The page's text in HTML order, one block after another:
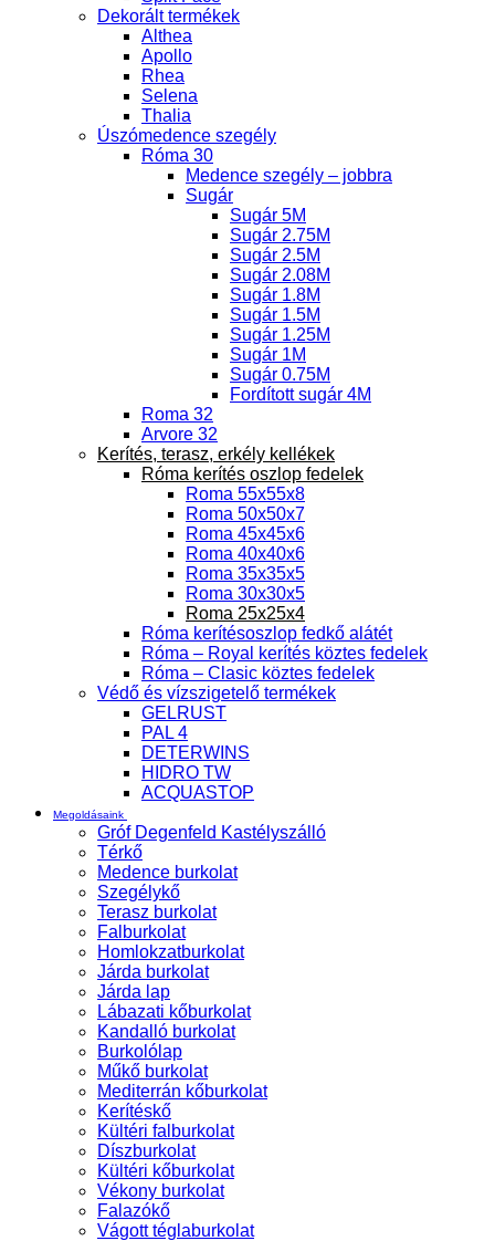
Dekorált termékek
Althea
Apollo
Rhea
Selena
Thalia
Úszómedence szegély
Róma 30
Medence szegély – jobbra
Sugár
Sugár 5M
Sugár 2.75M
Sugár 2.5M
Sugár 2.08M
Sugár 1.8M
Sugár 1.5M
Sugár 1.25M
Sugár 1M
Sugár 0.75M
Fordított sugár 4M
Roma 32
Arvore 32
Kerítés, terasz, erkély kellékek
Róma kerítés oszlop fedelek
Roma 55x55x8
Roma 50x50x7
Roma 45x45x6
Roma 40x40x6
Roma 35x35x5
Roma 30x30x5
Roma 25x25x4
Róma kerítésoszlop fedkő alátét
Róma – Royal kerítés köztes fedelek
Róma – Clasic köztes fedelek
Védő és vízszigetelő termékek
GELRUST
PAL 4
DETERWINS
HIDRO TW
ACQUASTOP
Megoldásaink
Gróf Degenfeld Kastélyszálló
Térkő
Medence burkolat
Szegélykő
Terasz burkolat
Falburkolat
Homlokzatburkolat
Járda burkolat
Járda lap
Lábazati kőburkolat
Kandalló burkolat
Burkolólap
Műkő burkolat
Mediterrán kőburkolat
Kerítéskő
Kültéri falburkolat
Díszburkolat
Kültéri kőburkolat
Vékony burkolat
Falazókő
Vágott téglaburkolat